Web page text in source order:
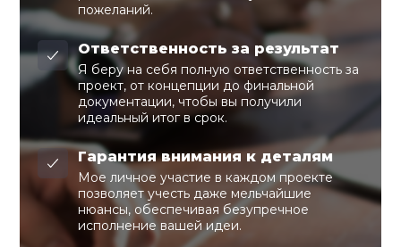
пожеланий.
Ответственность за результат
Я беру на себя полную ответственность за
проект, от концепции до финальной
документации, чтобы вы получили
идеальный итог в срок.
Гарантия внимания к деталям
Мое личное участие в каждом проекте
позволяет учесть даже мельчайшие
нюансы, обеспечивая безупречное
исполнение вашей идеи.